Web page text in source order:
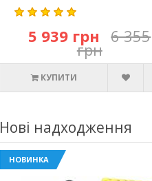
5 939 грн 6 355
грн
КУПИТИ
Нові надходження
НОВИНКА